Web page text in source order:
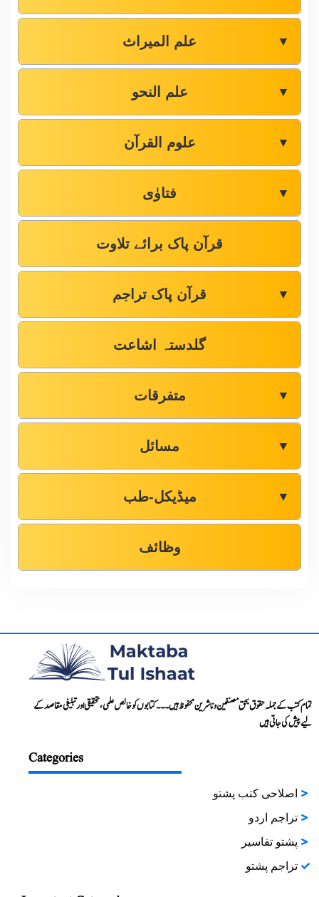
علم المیراث ▼
علم النحو ▼
علوم القرآن ▼
فتاوٰی ▼
قرآن پاک برائے تلاوت
قرآن پاک تراجم ▼
گلدستہ اشاعت
متفرقات ▼
مسائل ▼
میڈیکل-طب ▼
وظائف
تمام کتب کے جملہ حقوق بحق مصنفین و ناشرین محفوظ ہیں۔۔۔ کتابوں کو خالص علمی، تحقیقی اور تبلیغی مقاصد کے
لیے پیش کی جاتی ہیں
Categories
اصلاحی کتب پشتو
تراجم اردو
پشتو تفاسیر
تراجم پشتو